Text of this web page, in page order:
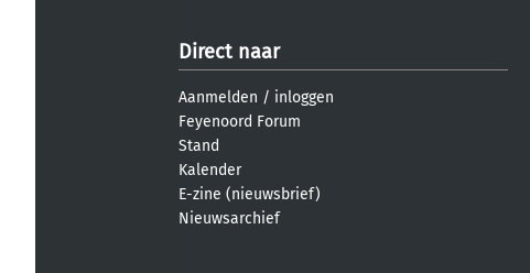
Direct naar
Aanmelden / inloggen
Feyenoord Forum
Stand
Kalender
E-zine (nieuwsbrief)
Nieuwsarchief